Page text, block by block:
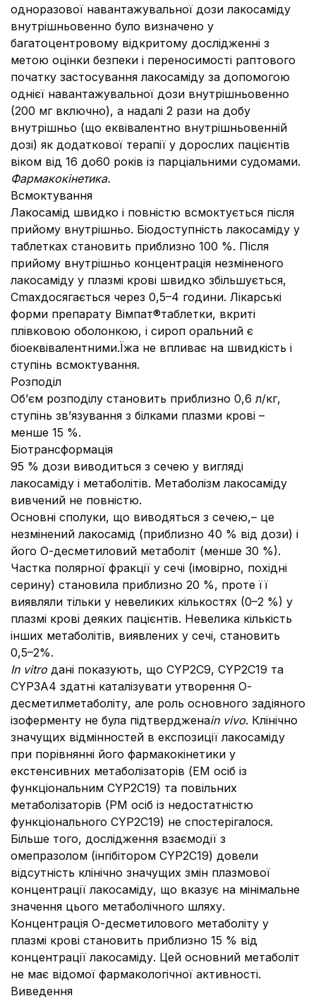
одноразової навантажувальної дози лакосаміду
внутрішньовенно було визначено у
багатоцентровому відкритому дослідженні з
метою оцінки безпеки і переносимості раптового
початку застосування лакосаміду за допомогою
однієї навантажувальної дози внутрішньовенно
(200 мг включно), а надалі 2 рази на добу
внутрішньо (що еквівалентно внутрішньовенній
дозі) як додаткової терапії у дорослих пацієнтів
віком від 16 до60 років із парціальними судомами.
Фармакокінетика.
Всмоктування
Лакосамід швидко і повністю всмоктується після
прийому внутрішньо. Біодоступність лакосаміду у
таблетках становить приблизно 100 %. Після
прийому внутрішньо концентрація незміненого
лакосаміду у плазмі крові швидко збільшується,
Cmaxдосягається через 0,5–4 години. Лікарські
форми препарату Вімпат®таблетки, вкриті
плівковою оболонкою, і сироп оральний є
біоеквівалентними.Їжа не впливає на швидкість і
ступінь всмоктування.
Розподіл
Об’єм розподілу становить приблизно 0,6 л/кг,
ступінь зв’язування з білками плазми крові –
менше 15 %.
Біотрансформація
95 % дози виводиться з сечею у вигляді
лакосаміду і метаболітів. Метаболізм лакосаміду
вивчений не повністю.
Основні сполуки, що виводяться з сечею,– це
незмінений лакосамід (приблизно 40 % від дози) і
його О-десметиловий метаболіт (менше 30 %).
Частка полярної фракції у сечі (імовірно, похідні
серину) становила приблизно 20 %, проте її
виявляли тільки у невеликих кількостях (0–2 %) у
плазмі крові деяких пацієнтів. Невелика кількість
інших метаболітів, виявлених у сечі, становить
0,5–2%.
In vitro дані показують, що CYP2C9, CYP2C19 та
CYP3A4 здатні каталізувати утворення О-
десметилметаболіту, але роль основного задіяного
ізоферменту не була підтвердженаin vivo. Клінічно
значущих відмінностей в експозиції лакосаміду
при порівнянні його фармакокінетики у
екстенсивних метаболізаторів (ЕМ осіб із
функціональним CYP2C19) та повільних
метаболізаторів (РМ осіб із недостатністю
функціонального CYP2C19) не спостерігалося.
Більше того, дослідження взаємодії з
омепразолом (інгібітором CYP2C19) довели
відсутність клінічно значущих змін плазмової
концентрації лакосаміду, що вказує на мінімальне
значення цього метаболічного шляху.
Концентрація О-десметилового метаболіту у
плазмі крові становить приблизно 15 % від
концентрації лакосаміду. Цей основний метаболіт
не має відомої фармакологічної активності.
Виведення